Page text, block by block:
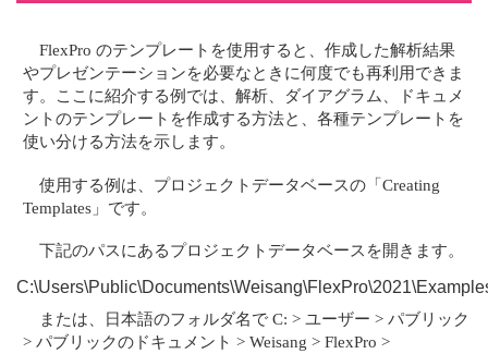
FlexPro のテンプレートを使用すると、作成した解析結果
やプレゼンテーションを必要なときに何度でも再利用できま
す。ここに紹介する例では、解析、ダイアグラム、ドキュメ
ントのテンプレートを作成する方法と、各種テンプレートを
使い分ける方法を示します。
使用する例は、プロジェクトデータベースの「Creating
Templates」です。
下記のパスにあるプロジェクトデータベースを開きます。
または、日本語のフォルダ名で C: > ユーザー > パブリック
> パブリックのドキュメント > Weisang > FlexPro >